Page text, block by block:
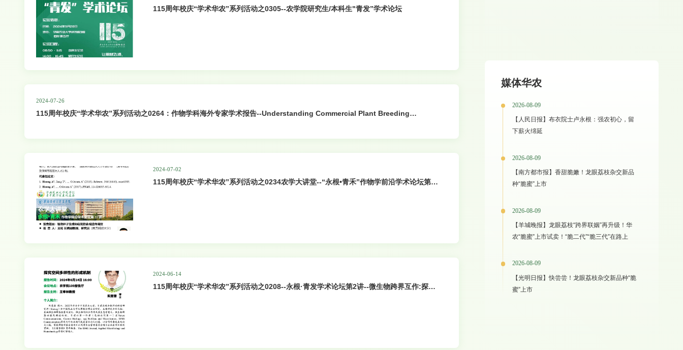
115周年校庆“学术华农”系列活动之0305--农学院研究生/本科生"青发”学术论坛
2024-07-26
115周年校庆“学术华农”系列活动之0264：作物学科海外专家学术报告--Understanding Commercial Plant Breeding
2024-07-02
115周年校庆“学术华农”系列活动之0234农学大讲堂--“永根•青禾”作物学前沿学术论坛第
2024-06-14
115周年校庆“学术华农”系列活动之0208--永根·青发学术论坛第2讲--微生物跨界互作:探究
媒体华农
2026-08-09
【人民日报】布衣院士卢永根：强农初心，留
下薪火绵延
2026-08-09
【南方都市报】香甜脆嫩！龙眼荔枝杂交新品
种“脆蜜”上市
2026-08-09
【羊城晚报】龙眼荔枝“跨界联姻”再升级！华
农“脆蜜”上市试卖！“脆二代”“脆三代”在路上
2026-08-09
【光明日报】快尝尝！龙眼荔枝杂交新品种“脆
蜜”上市